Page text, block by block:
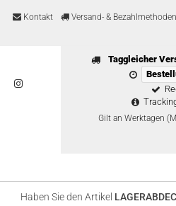
Kontakt Versand- & Bezahlmethoden
Taggleicher
Gilt an Werktagen
Haben Sie den Artikel